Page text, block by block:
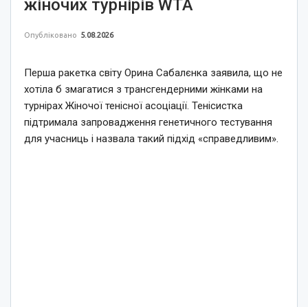
жіночих турнірів WTA
Опубліковано 5.08.2026
Перша ракетка світу Орина Сабалєнка заявила, що не
хотіла б змагатися з трансгендерними жінками на
турнірах Жіночої тенісної асоціації. Тенісистка
підтримала запровадження генетичного тестування
для учасниць і назвала такий підхід «справедливим».